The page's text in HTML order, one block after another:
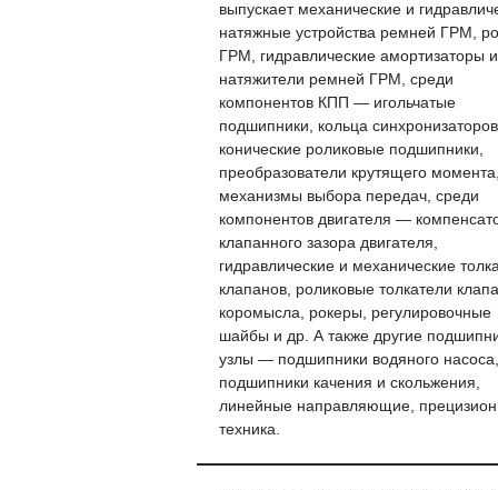
выпускает механические и
натяжные устройства ремней ГРМ,
ГРМ, гидравлические амортизаторы и
натяжители ремней ГРМ, среди
компонентов КПП — игольчатые
подшипники, кольца
конические роликовые подшипники,
преобразователи крутящего
механизмы выбора передач, среди
компонентов двигателя —
клапанного зазора двигателя,
гидравлические и механические
клапанов, роликовые толкатели
коромысла, рокеры, регулировочные
шайбы и др. А также другие
узлы — подшипники водяного насоса,
подшипники качения и скольжения,
линейные направляющие,
техника.